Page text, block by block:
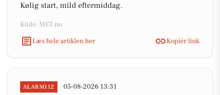
Kølig start, mild eftermiddag.
Kilde: MET.no
Læs hele artiklen her
Kopiér link
ALARM112 05-08-2026 13:31